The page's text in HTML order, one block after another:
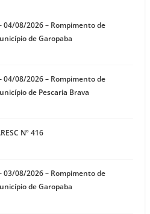
04/08/2026 – Rompimento de
de Garopaba
04/08/2026 – Rompimento de
de Pescaria Brava
Nº 416
03/08/2026 – Rompimento de
de Garopaba